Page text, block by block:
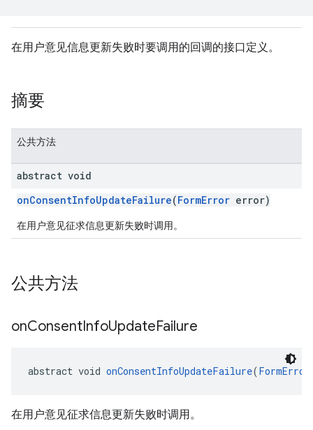
在用户意见信息更新失败时要调用的回调的接口定义。
摘要
公共方法
abstract void
onConsentInfoUpdateFailure(FormError error)
在用户意见征求信息更新失败时调用。
公共方法
onConsentInfoUpdateFailure
abstract void onConsentInfoUpdateFailure(FormError
在用户意见征求信息更新失败时调用。